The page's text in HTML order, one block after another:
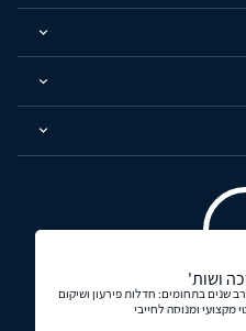
ושות'
שנים בתחומים: חדלות פירעון ושיקום
מקצועי ומנוסה לחייבי